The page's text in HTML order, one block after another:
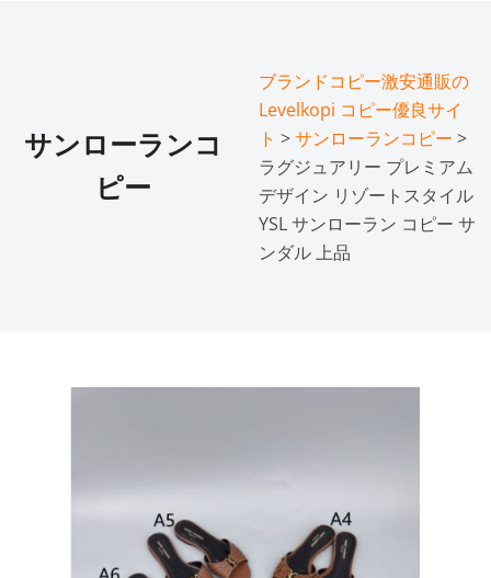
サンローランコ
ピー
ブランドコピー激安通販の
Levelkopi コピー優良サイ
ト >サンローランコピー >
ラグジュアリー プレミアム
デザイン リゾートスタイル
YSL サンローラン コピー サ
ンダル 上品